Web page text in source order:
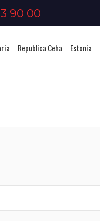
90 00
Republica Ceha Estonia